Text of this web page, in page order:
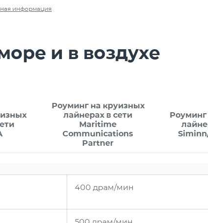
информация
и в воздухе
Роуминг на круизных
лайнерах в сети
Maritime
Communications
Partner
Роуминг
400 драм/мин